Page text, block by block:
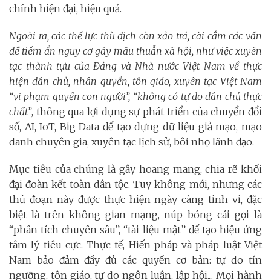
chính hiện đại, hiệu quả.
Ngoài ra, các thế lực thù địch còn xảo trá, cài cắm các vấn
đề tiềm ẩn nguy cơ gây mâu thuẫn xã hội, như việc xuyên
tạc thành tựu của Đảng và Nhà nước Việt Nam về thực
hiện dân chủ, nhân quyền, tôn giáo, xuyên tạc Việt Nam
“vi phạm quyền con người”, “không có tự do dân chủ thực
chất”, thông qua lợi dụng sự phát triển của chuyển đổi
số, AI, IoT, Big Data để tạo dựng dữ liệu giả mạo, mạo
danh chuyên gia, xuyên tạc lịch sử, bôi nhọ lãnh đạo.
Mục tiêu của chúng là gây hoang mang, chia rẽ khối
đại đoàn kết toàn dân tộc. Tuy không mới, nhưng các
thủ đoạn này được thực hiện ngày càng tinh vi, đặc
biệt là trên không gian mạng, núp bóng cái gọi là
“phân tích chuyên sâu”, “tài liệu mật” để tạo hiệu ứng
tâm lý tiêu cực. Thực tế, Hiến pháp và pháp luật Việt
Nam bảo đảm đầy đủ các quyền cơ bản: tự do tín
ngưỡng, tôn giáo, tự do ngôn luận, lập hội.... Mọi hành